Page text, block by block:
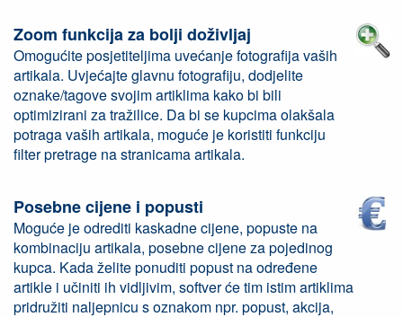
Zoom funkcija za bolji doživljaj
Omogućite posjetiteljima uvećanje fotografija vaših
artikala. Uvjećajte glavnu fotografiju, dodjelite
oznake/tagove svojim artiklima kako bi bili
optimizirani za tražilice. Da bi se kupcima olakšala
potraga vaših artikala, moguće je koristiti funkciju
filter pretrage na stranicama artikala.
Posebne cijene i popusti
Moguće je odrediti kaskadne cijene, popuste na
kombinaciju artikala, posebne cijene za pojedinog
kupca. Kada želite ponuditi popust na određene
artikle i učiniti ih vidljivim, softver će tim istim artiklima
pridružiti naljepnicu s oznakom npr. popust, akcija,